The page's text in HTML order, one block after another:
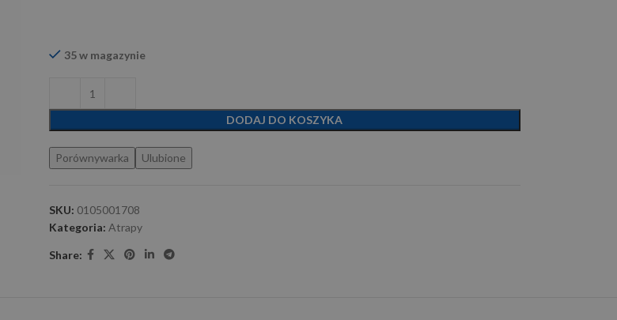
35 w magazynie
DODAJ DO KOSZYKA
Porównywarka Ulubione
SKU: 0105001708
Kategoria: Atrapy
Share: